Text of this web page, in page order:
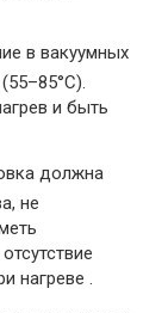
в вакуумных
и быть
должна
не
нагреве .